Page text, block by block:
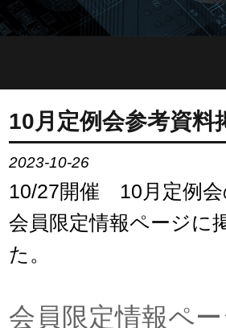
JMAについて
会員情報
イベント案内
ご入会案内
会員限定情報
10月定例会参考資料
2023-10-26
10/27開催 10月定例会
会員限定情報ページに
た。
会員限定情報ペ